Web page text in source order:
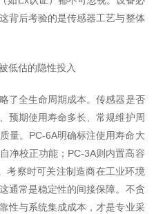
背后考验的是传感器工艺与整体
估的隐性投入
全生命周期成本。传感器是否
预期使用寿命多长、常规维护周
量。PC-6A明确标注使用寿命大
净校正功能；PC-3A则内置高容
考察时可关注制造商在工业环境
通常是稳定性的间接保障。不贪
性与系统集成成本，才是专业采